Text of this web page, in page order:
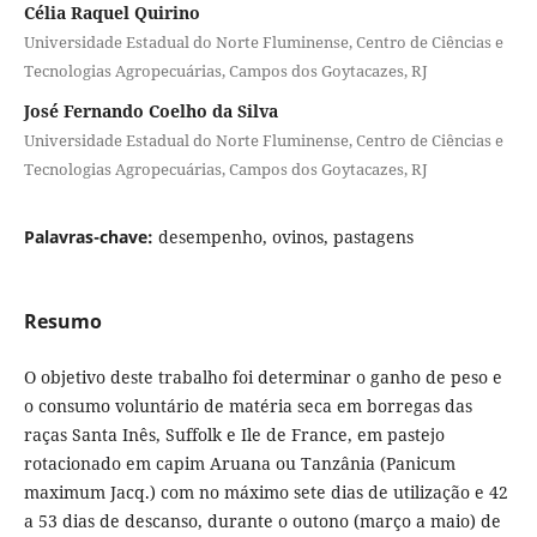
Célia Raquel Quirino
Universidade Estadual do Norte Fluminense, Centro de Ciências e
Tecnologias Agropecuárias, Campos dos Goytacazes, RJ
José Fernando Coelho da Silva
Universidade Estadual do Norte Fluminense, Centro de Ciências e
Tecnologias Agropecuárias, Campos dos Goytacazes, RJ
Palavras-chave: desempenho, ovinos, pastagens
Resumo
O objetivo deste trabalho foi determinar o ganho de peso e
o consumo voluntário de matéria seca em borregas das
raças Santa Inês, Suffolk e Ile de France, em pastejo
rotacionado em capim Aruana ou Tanzânia (Panicum
maximum Jacq.) com no máximo sete dias de utilização e 42
a 53 dias de descanso, durante o outono (março a maio) de